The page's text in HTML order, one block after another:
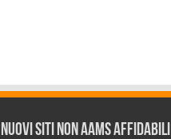
Nuovi siti non AAMS affidabili